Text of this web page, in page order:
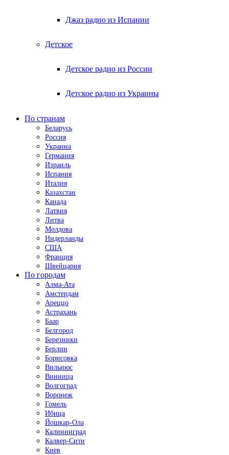
Джаз радио из Испании
Детское
Детское радио из России
Детское радио из Украины
По странам
Беларусь
Россия
Украина
Германия
Израиль
Испания
Италия
Казахстан
Канада
Латвия
Литва
Молдова
Нидерланды
США
Франция
Швейцария
По городам
Алма-Ата
Амстердам
Ареццо
Астрахань
Баар
Белгород
Березники
Берлин
Борисовка
Вильнюс
Винница
Волгоград
Воронеж
Гомель
Ибица
Йошкар-Ола
Калининград
Калвер-Сити
Киев